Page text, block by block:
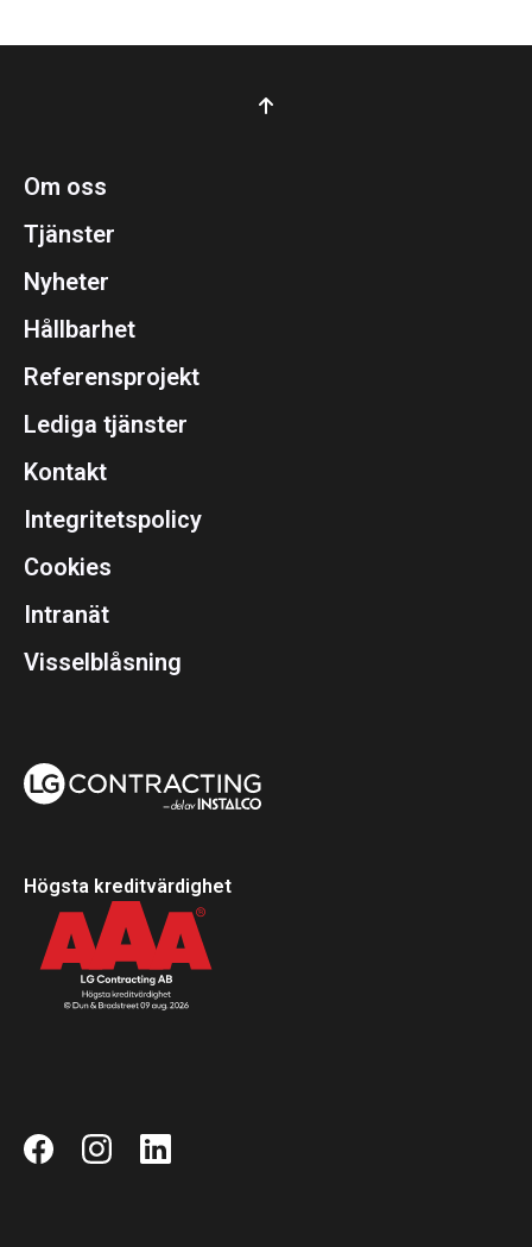
Högsta kreditvärdighet
Om oss
Tjänster
Nyheter
Hållbarhet
Referensprojekt
Lediga tjänster
Kontakt
Integritetspolicy
Cookies
Intranät
Visselblåsning